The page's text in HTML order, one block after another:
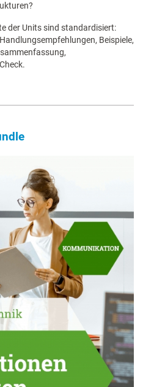
der Units sind standardisiert:
Beispiele,